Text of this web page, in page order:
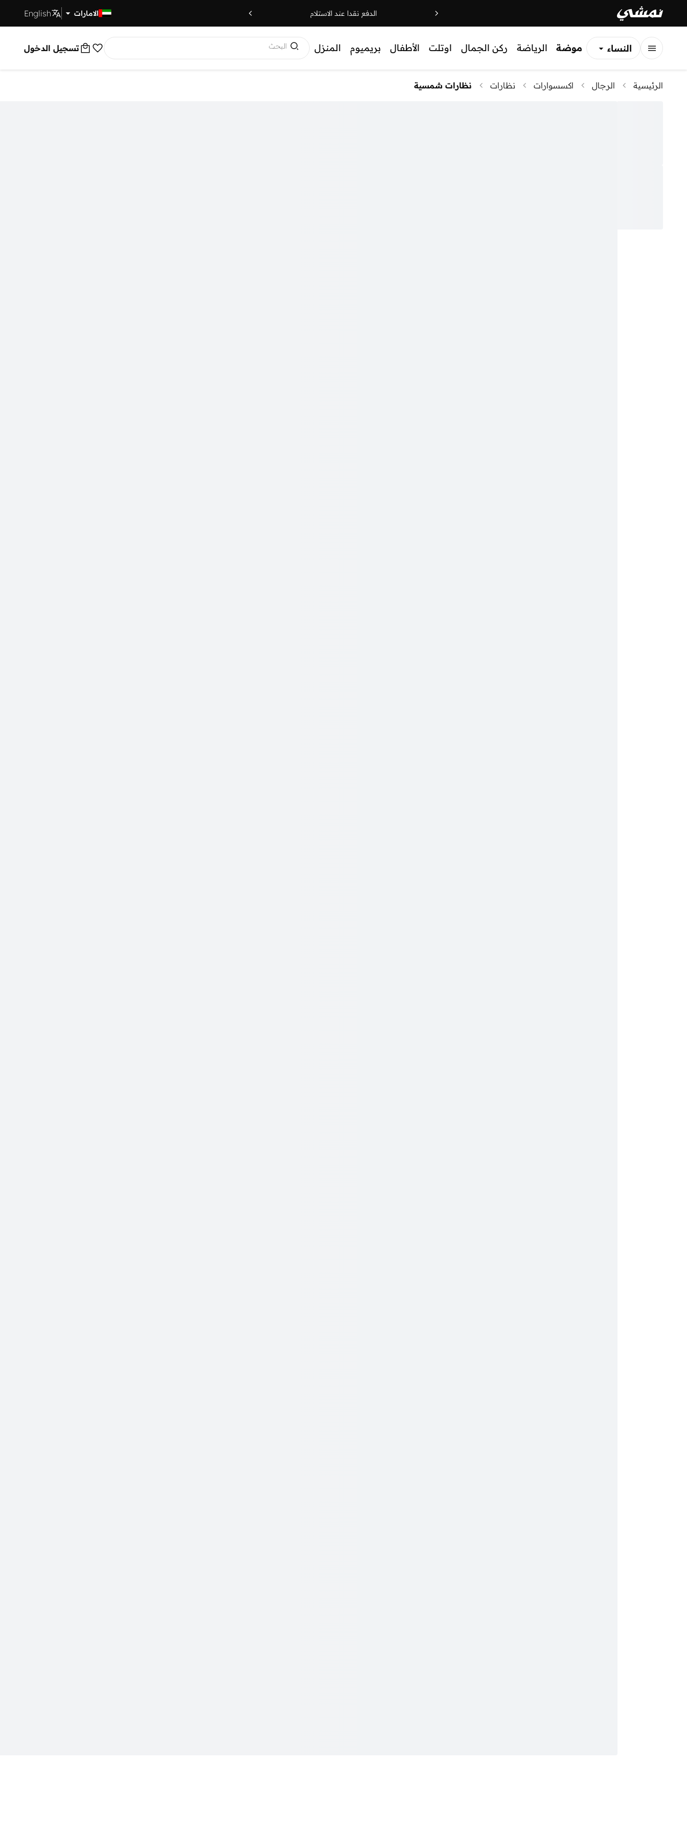
الدفع نقدا عند الاستلام الامارات English
النساء
الأطفال
موضة الرياضة ركن الجمال اوتلت الأطفال بريميوم المنزل البحث تسجيل الدخول
الرئيسية الرجال اكسسوارات نظارات نظارات شمسية